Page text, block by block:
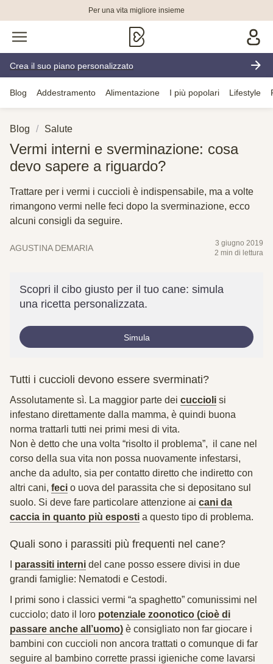
Per una vita migliore insieme
Crea il suo piano personalizzato
Blog Addestramento Alimentazione I più popolari Lifestyle
Blog Salute
Vermi interni e sverminazione: cosa
devo sapere a riguardo?
Trattare per i vermi i cuccioli è indispensabile, ma a volte
rimangono vermi nelle feci dopo la sverminazione, ecco
alcuni consigli da seguire.
AGUSTINA DEMARIA
3 giugno 2019
2 min di lettura
Scopri il cibo giusto per il tuo cane: simula
una ricetta personalizzata.
Simula
Tutti i cuccioli devono essere sverminati?
Assolutamente sì. La maggior parte dei cuccioli si
infestano direttamente dalla mamma, è quindi buona
norma trattarli tutti nei primi mesi di vita.
Non è detto che una volta “risolto il problema”, il cane nel
corso della sua vita non possa nuovamente infestarsi,
anche da adulto, sia per contatto diretto che indiretto con
altri cani, feci o uova del parassita che si depositano sul
suolo. Si deve fare particolare attenzione ai cani da
caccia in quanto più esposti a questo tipo di problema.
Quali sono i parassiti più frequenti nel cane?
parassiti interni del cane posso essere divisi in due
grandi famiglie: Nematodi e Cestodi.
I primi sono i classici vermi “a spaghetto” comunissimi nel
cucciolo; dato il loro potenziale zoonotico (cioè di
passare anche all’uomo) è consigliato non far giocare i
bambini con cuccioli non ancora trattati o comunque di far
seguire al bambino corrette prassi igieniche come lavarsi